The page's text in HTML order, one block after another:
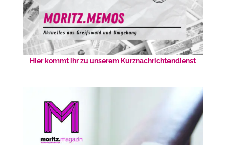
Hier kommt ihr zu unserem Kurznachrichtendienst